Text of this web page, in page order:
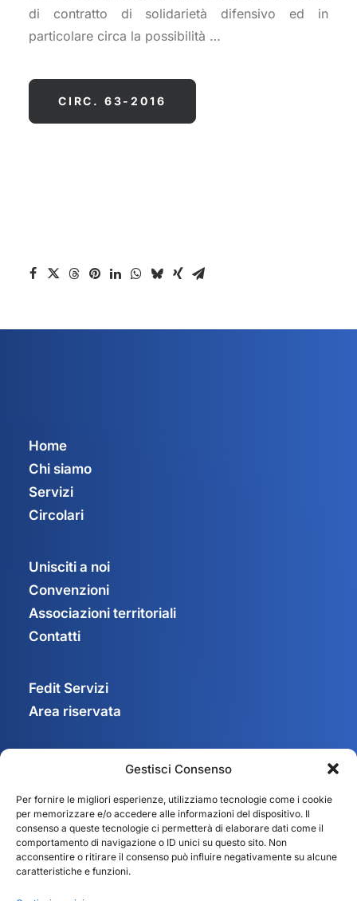
Gestisci Consenso
Per fornire le migliori esperienze, utilizziamo tecnologie come i cookie
per memorizzare e/o accedere alle informazioni del dispositivo. Il
consenso a queste tecnologie ci permetterà di elaborare dati come il
comportamento di navigazione o ID unici su questo sito. Non
acconsentire o ritirare il consenso può influire negativamente su alcune
caratteristiche e funzioni.
di contratto di solidarietà difensivo ed in
particolare circa la possibilità …
CIRC. 63-2016
Home
Chi siamo
Servizi
Circolari
Unisciti a noi
Convenzioni
Associazioni territoriali
Contatti
Fedit Servizi
Area riservata
Cookie Policy
Gestisci consenso